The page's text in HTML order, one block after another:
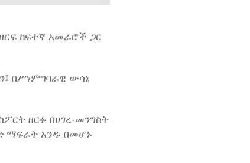
ከፍተኛ አመራሮች ጋር
በሥነምግባራዊ ውሳኔ
ዘርፉ በሀገረ-መንግስት
ማፍራት አንዱ በመሆኑ